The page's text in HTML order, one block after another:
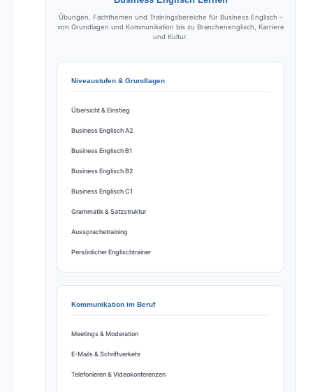
Übungen, Fachthemen und Trainingsbereiche für Business Englisch –
von Grundlagen und Kommunikation bis zu Branchenenglisch, Karriere
und Kultur.
Niveaustufen & Grundlagen
Übersicht & Einstieg
Business Englisch A2
Business Englisch B1
Business Englisch B2
Business Englisch C1
Grammatik & Satzstruktur
Aussprachetraining
Persönlicher Englischtrainer
Kommunikation im Beruf
Meetings & Moderation
E-Mails & Schriftverkehr
Telefonieren & Videokonferenzen